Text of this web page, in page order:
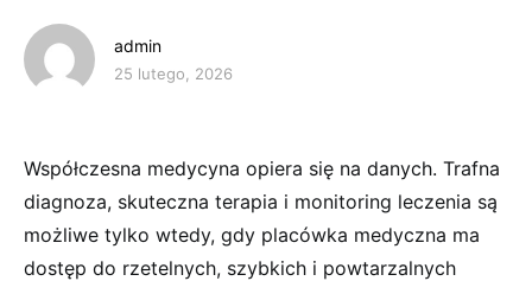
admin
25 lutego, 2026
Współczesna medycyna opiera się na danych. Trafna
diagnoza, skuteczna terapia i monitoring leczenia są
możliwe tylko wtedy, gdy placówka medyczna ma
dostęp do rzetelnych, szybkich i powtarzalnych